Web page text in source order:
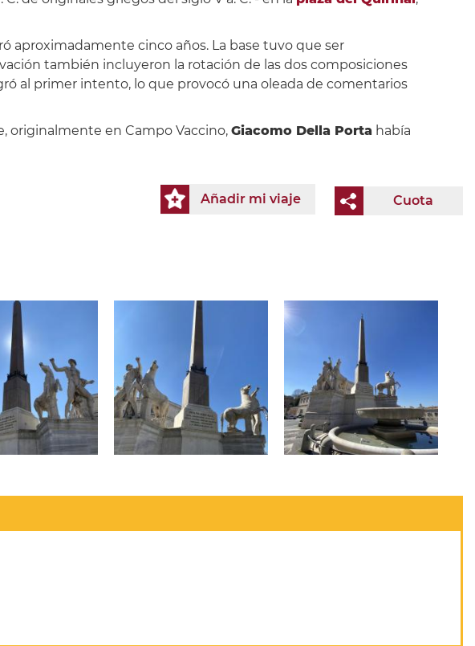
aproximadamente cinco años. La base tuvo que ser
también incluyeron la rotación de las dos composiciones
al primer intento, lo que provocó una oleada de comentarios
originalmente en Campo Vaccino, Giacomo Della Porta había
Cuota
Añadir mi viaje